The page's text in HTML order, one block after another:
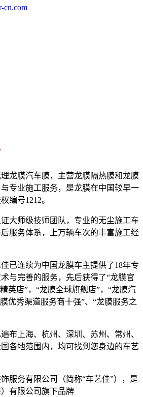
cn.com
龙膜汽车膜，主营龙膜隔热膜和龙膜
专业施工服务，是龙膜在中国较早一
编号1212。
大师级技师团队，专业的无尘施工车
服务体系，上万辆车次的丰富施工经
已连续为中国龙膜车主提供了18年专
与完善的服务，先后获得了“龙膜官
英店”，“龙膜全球旗舰店”，“龙膜汽
优秀渠道服务商十强”、“龙膜服务之
布上海、杭州、深圳、苏州、常州、
各地范围内，均可找到您身边的车艺
服务有限公司（简称“车艺佳”），是
有限公司旗下品牌